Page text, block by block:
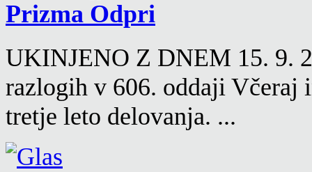
Prizma
UKINJENO Z DNEM 15. 9.
razlogih v 606. oddaji Včeraj
tretje leto delovanja. ...